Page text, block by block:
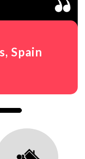
, Spain